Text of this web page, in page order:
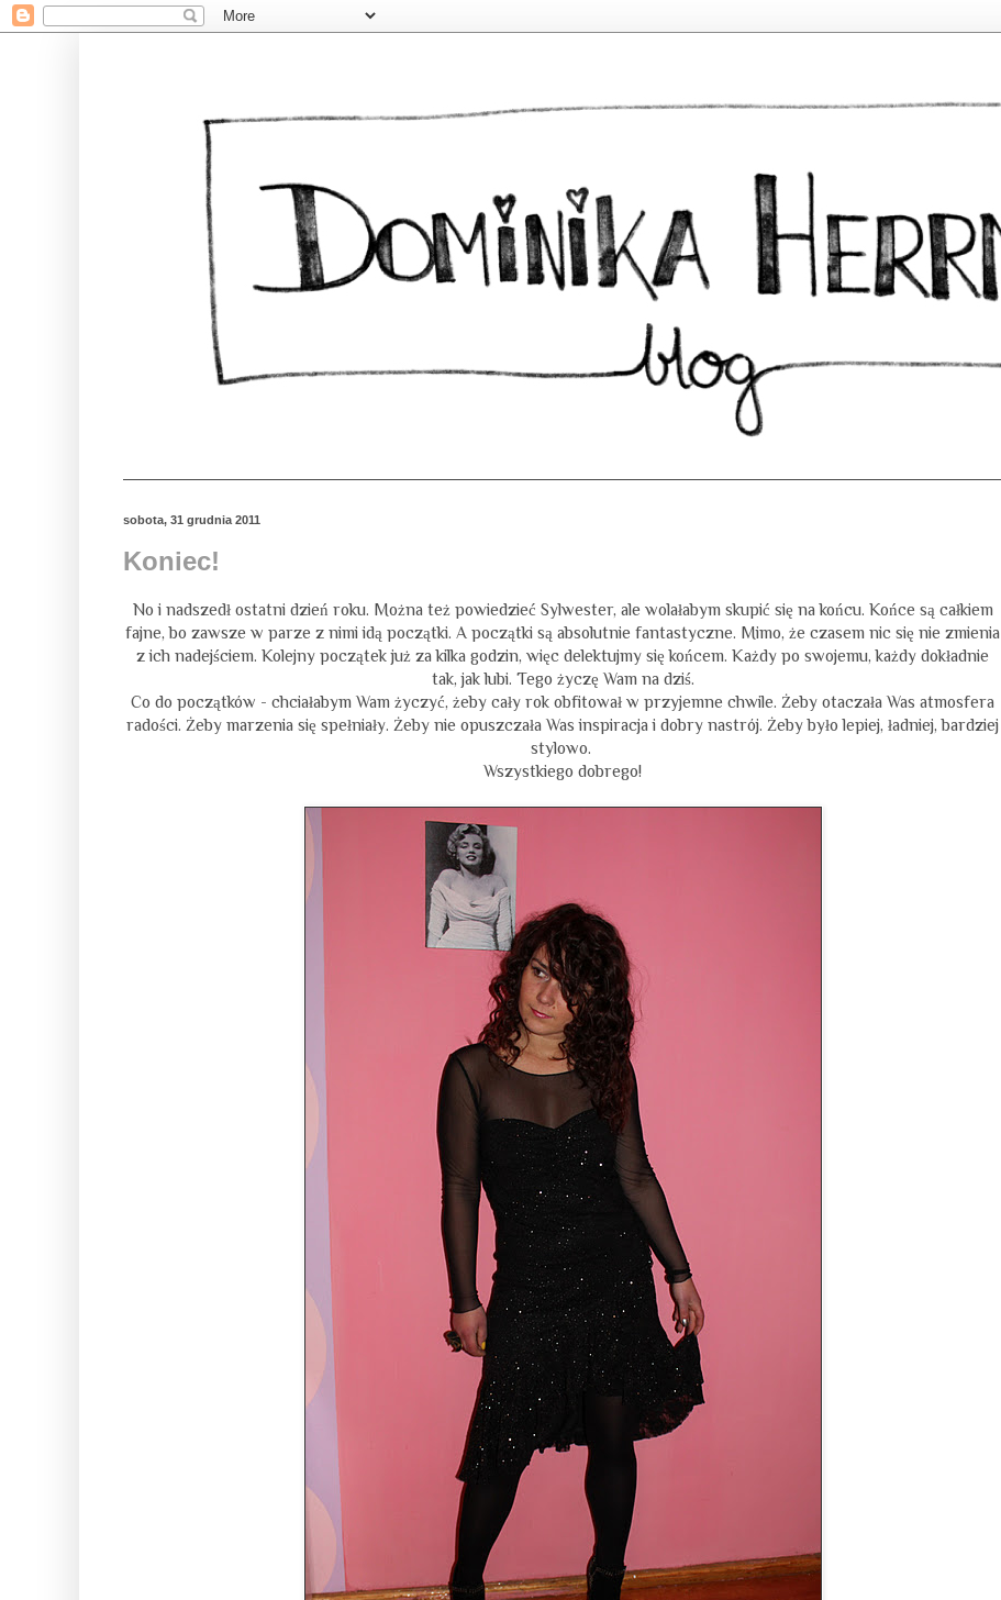
sobota, 31 grudnia 2011
Koniec!
No i nadszedł ostatni dzień roku. Można też powiedzieć Sylwester, ale wolałabym skupić się na końcu. Końce są całkiem
fajne, bo zawsze w parze z nimi idą początki. A początki są absolutnie fantastyczne. Mimo, że czasem nic się nie zmienia
z ich nadejściem. Kolejny początek już za kilka godzin, więc delektujmy się końcem. Każdy po swojemu, każdy dokładnie
tak, jak lubi. Tego życzę Wam na dziś.
Co do początków - chciałabym Wam życzyć, żeby cały rok obfitował w przyjemne chwile. Żeby otaczała Was atmosfera
radości. Żeby marzenia się spełniały. Żeby nie opuszczała Was inspiracja i dobry nastrój. Żeby było lepiej, ładniej, bardziej
stylowo.
Wszystkiego dobrego!